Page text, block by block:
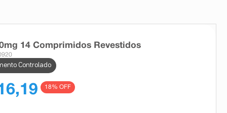
14 Comprimidos Revestidos
Controlado
18% OFF